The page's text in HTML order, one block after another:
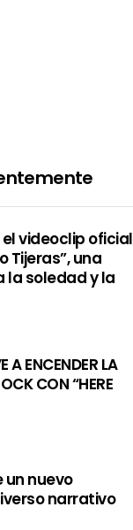
videoclip oficial
Tijeras”, una
la soledad y la
A ENCENDER LA
CON “HERE
un nuevo
narrativo